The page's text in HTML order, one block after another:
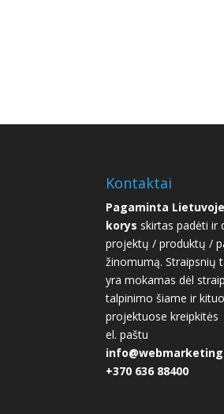
Kontaktai
Pagaminta
korys skirtas padėti ir
projektų / produktų /
žinomumą. Straipsnių
yra mokamas dėl
talpinimo šiame ir
projektuose kreipkitės
el. paštu
+370 636 88400